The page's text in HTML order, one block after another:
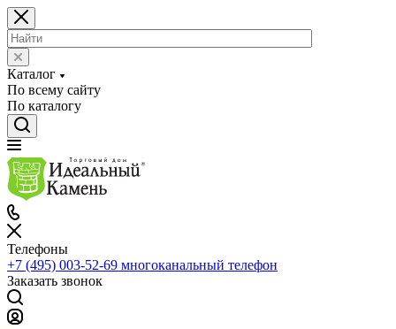
Каталог
По всему сайту
По каталогу
Телефоны
+7 (495) 003-52-69 многоканальный телефон
Заказать звонок